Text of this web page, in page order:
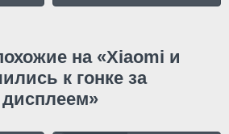
на «Xiaomi и
к гонке за